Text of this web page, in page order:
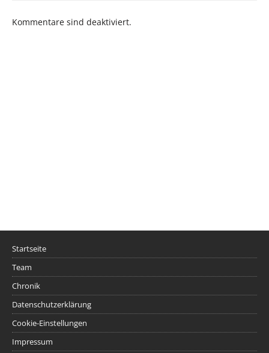
Kommentare sind deaktiviert.
Startseite
Team
Chronik
Datenschutzerklärung
Cookie-Einstellungen
Impressum